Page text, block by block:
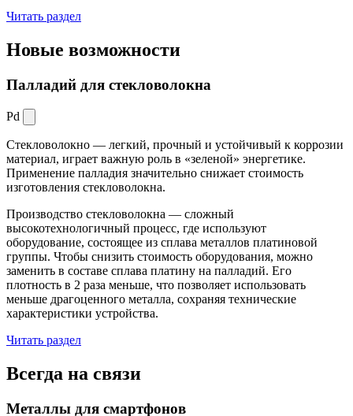
Читать раздел
Новые возможности
Палладий для стекловолокна
Pd
Стекловолокно — легкий, прочный и устойчивый к коррозии
материал, играет важную роль в «зеленой» энергетике.
Применение палладия значительно снижает стоимость
изготовления стекловолокна.
Производство стекловолокна — сложный
высокотехнологичный процесс, где используют
оборудование, состоящее из сплава металлов платиновой
группы. Чтобы снизить стоимость оборудования, можно
заменить в составе сплава платину на палладий. Его
плотность в 2 раза меньше, что позволяет использовать
меньше драгоценного металла, сохраняя технические
характеристики устройства.
Читать раздел
Всегда на связи
Металлы для смартфонов